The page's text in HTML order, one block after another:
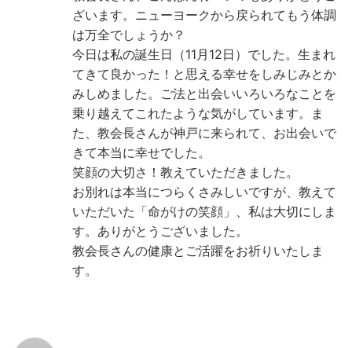
ざいます。ニューヨークから戻られてもう体調
は万全でしょうか？
今日は私の誕生日（11月12日）でした。生まれ
てきて良かった！と思える幸せをしみじみとか
みしめました。ご法と出会いいろいろなことを
乗り越えてこれたような気がしています。ま
た、教会長さんが神戸に来られて、お出会いで
きて本当に幸せでした。
笑顔の大切さ！教えていただきました。
お別れは本当につらくさみしいですが、教えて
いただいた「命がけの笑顔」、私は大切にしま
す。ありがとうございました。
教会長さんの健康とご活躍をお祈りいたしま
す。